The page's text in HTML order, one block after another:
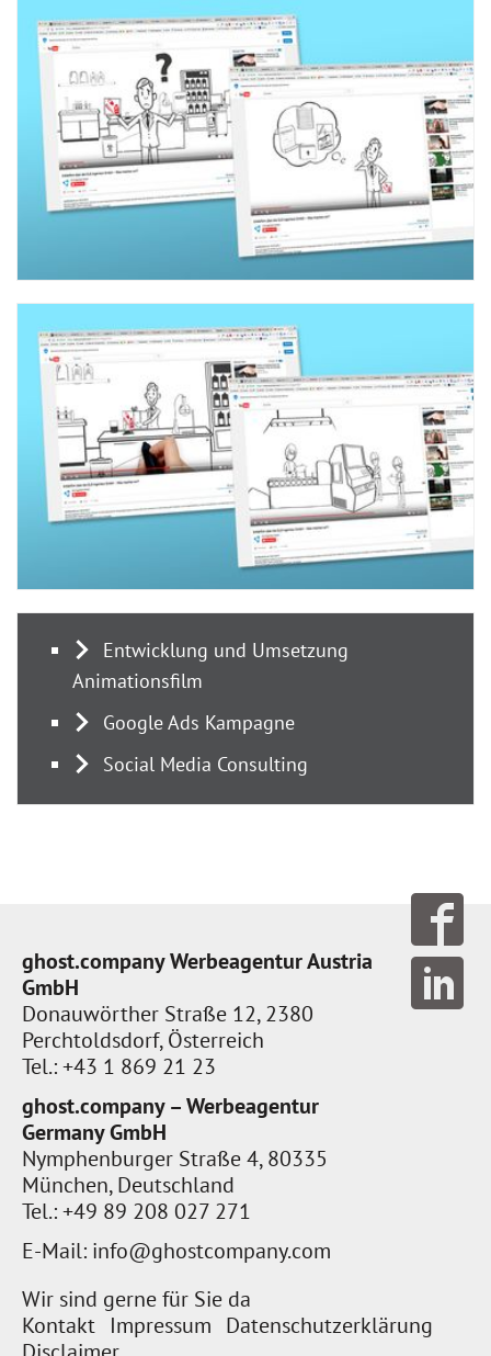
Entwicklung und Umsetzung
Animationsfilm
Google Ads Kampagne
Social Media Consulting
ghost.company Werbeagentur Austria
GmbH
Donauwörther Straße 12, 2380
Perchtoldsdorf, Österreich
Tel.: +43 1 869 21 23
ghost.company – Werbeagentur
Germany GmbH
Nymphenburger Straße 4, 80335
München, Deutschland
Tel.: +49 89 208 027 271
E-Mail: info@ghostcompany.com
Wir sind gerne für Sie da
Kontakt Impressum Datenschutzerklärung